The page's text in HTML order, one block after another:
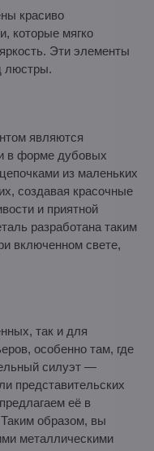
красиво
которые мягко
Эти элементы
люстры.
являются
в форме дубовых
из маленьких
создавая красочные
и приятной
разработана таким
включенном свете,
так и для
особенно там, где
силуэт —
представительских
её в
образом, вы
металлическими